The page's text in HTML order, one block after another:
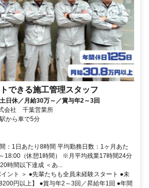
できる施工管理スタッフ
日休／月給30万～／賞与年2～3回
会社 千葉営業所
から車で5分
：1日あたり8時間 平均勤務日数：1ヶ月あた
18:00（休憩1時間） ※月平均残業17時間24分
時間以下達成 ＜あ...
ント ＞ ●先輩たちも全員未経験スタート ●未
円以上】 ●賞与年2～3回／昇給年1回 ●年間